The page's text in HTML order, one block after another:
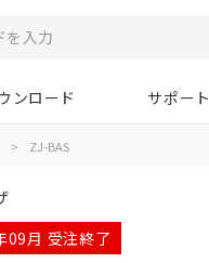
ンロード サポート
> ZJ-BAS
09月 受注終了